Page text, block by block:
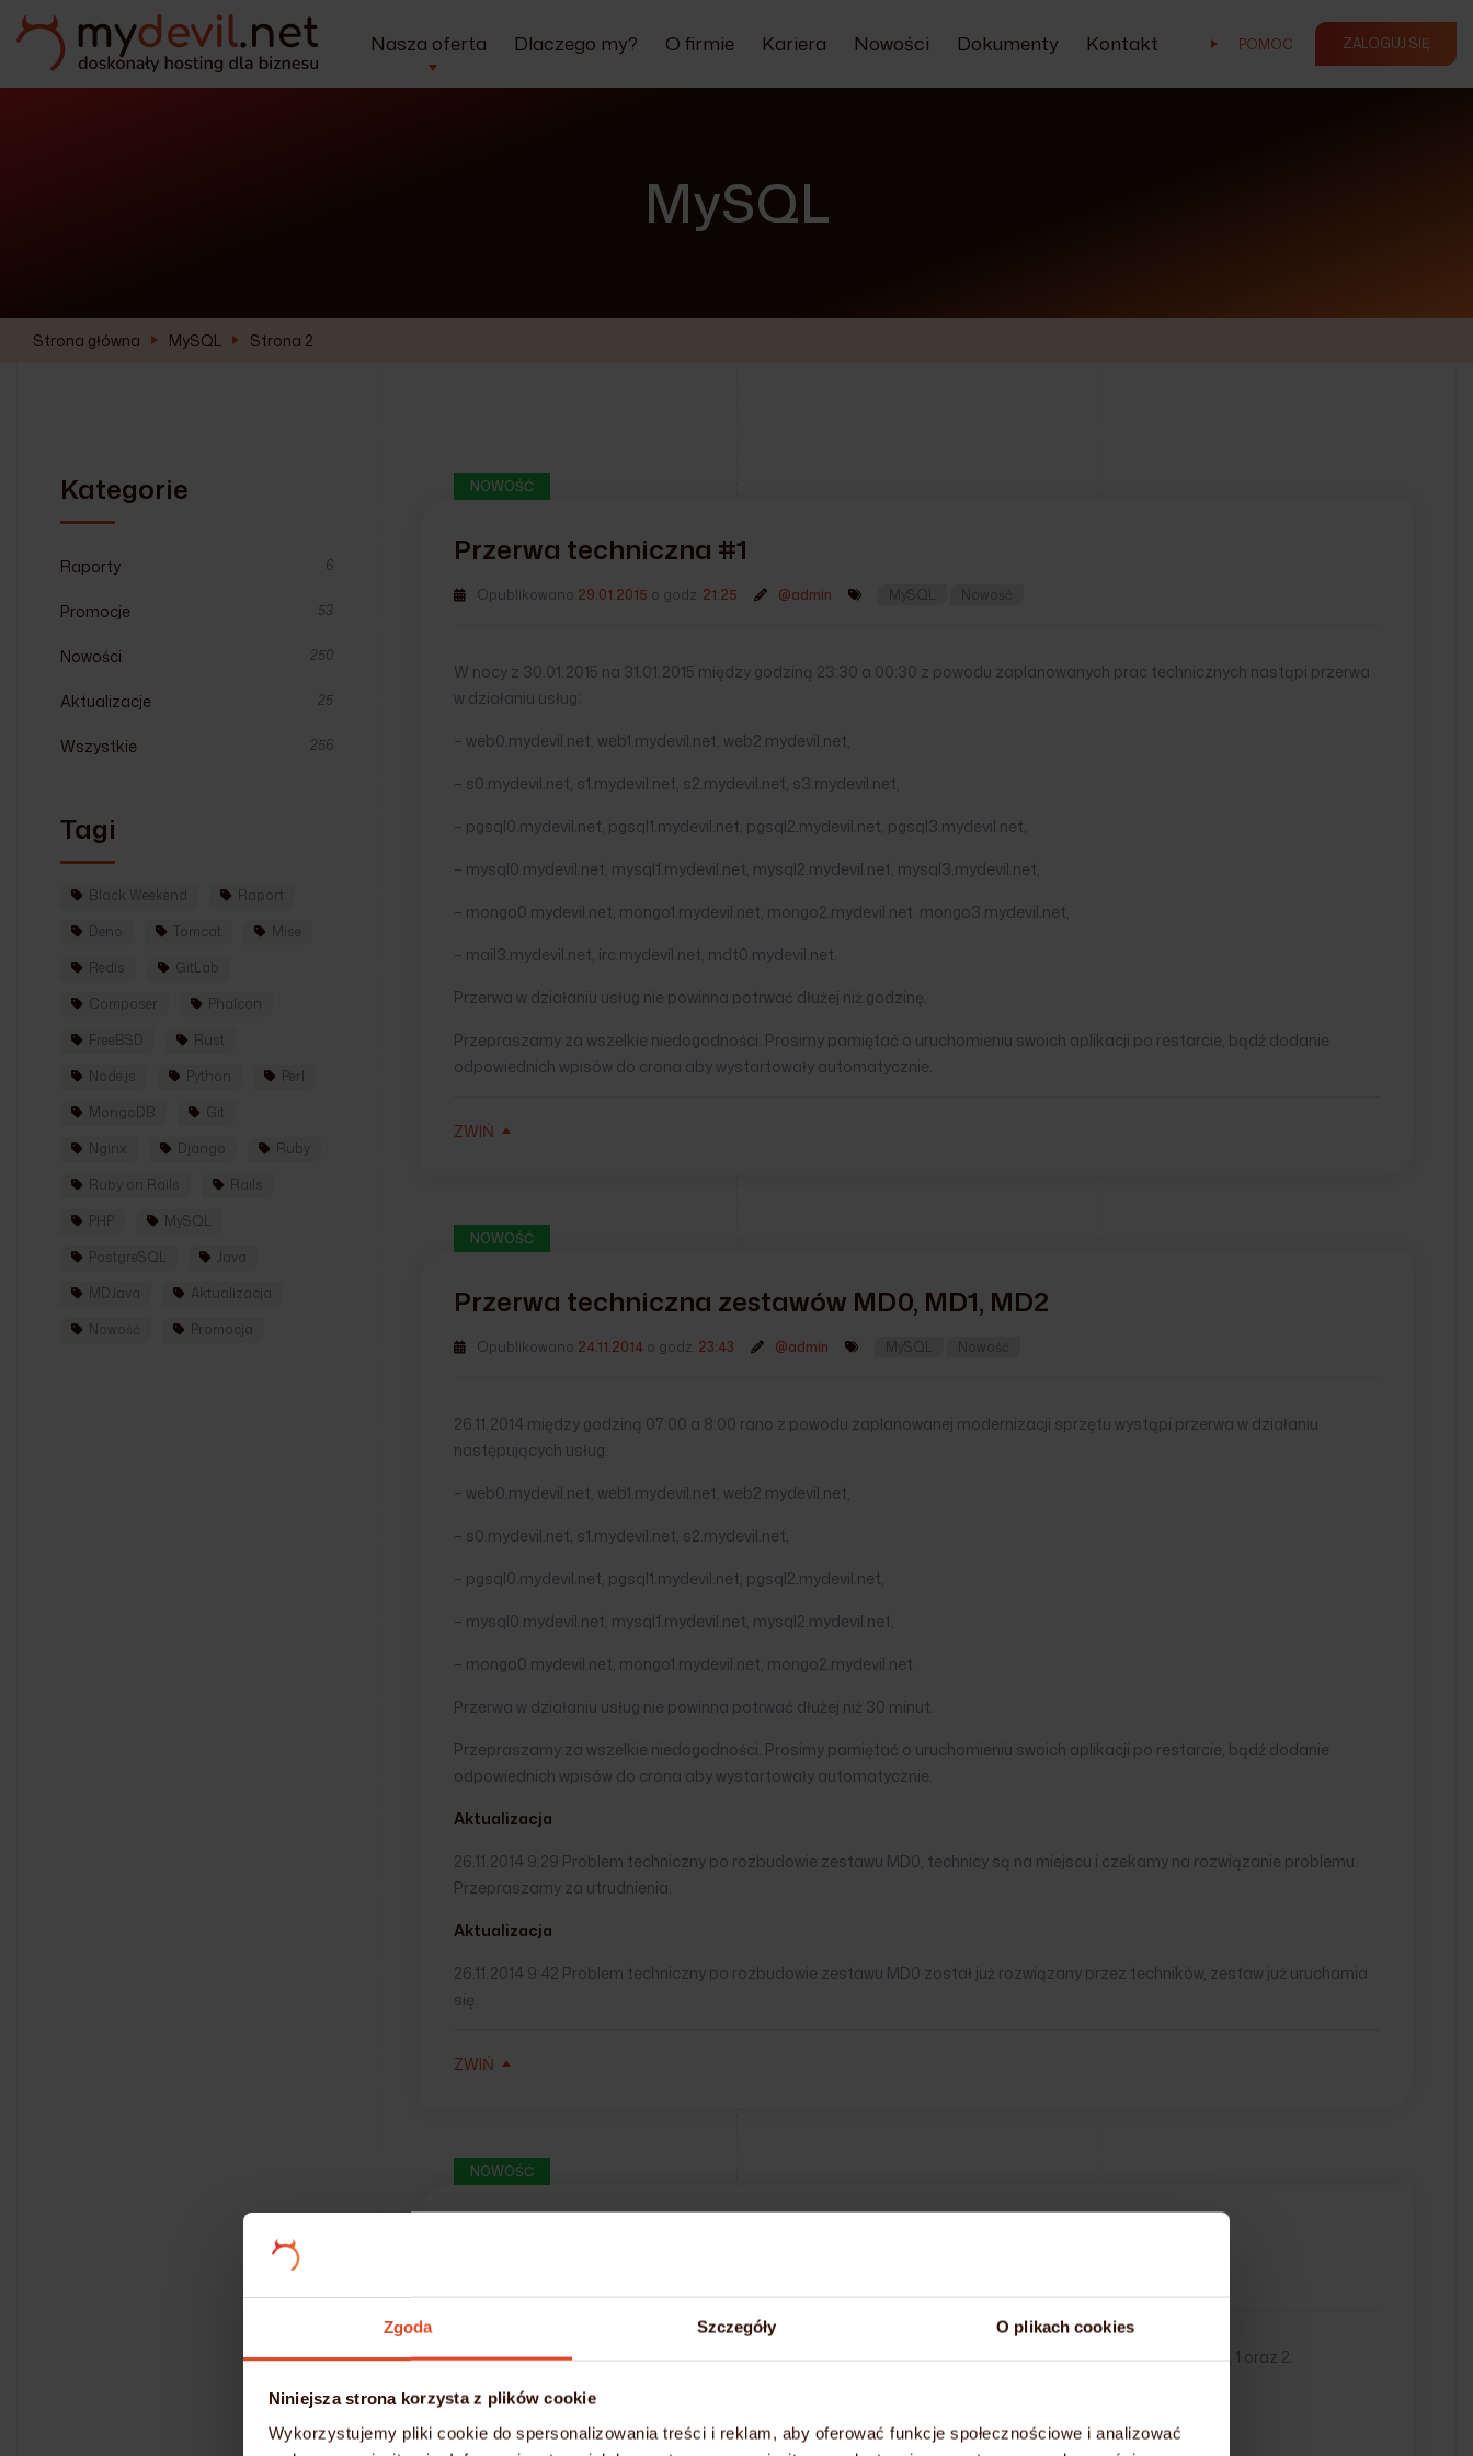
Zgoda Szczegóły O plikach cookies
Niniejsza strona korzysta z plików cookie
Wykorzystujemy pliki cookie do spersonalizowania treści i reklam, aby oferować funkcje społecznościowe i analizować
Nasza oferta Dlaczego my? O firmie Kariera Nowości Dokumenty Kontakt POMOC ZALOGUJ SIĘ
MySQL
Strona główna MySQL Strona 2
NOWOŚĆ
Przerwa techniczna #1
Opublikowano 29.01.2015 o godz. 21:25 @admin MySQL Nowość
W nocy z 30.01.2015 na 31.01.2015 między godziną 23:30 a 00:30 z powodu zaplanowanych prac technicznych nastąpi przerwa
w działaniu usług:
– web0.mydevil.net, web1.mydevil.net, web2.mydevil.net,
– s0.mydevil.net, s1.mydevil.net, s2.mydevil.net, s3.mydevil.net,
– pgsql0.mydevil.net, pgsql1.mydevil.net, pgsql2.mydevil.net, pgsql3.mydevil.net,
– mysql0.mydevil.net, mysql1.mydevil.net, mysql2.mydevil.net, mysql3.mydevil.net,
– mongo0.mydevil.net, mongo1.mydevil.net, mongo2.mydevil.net. mongo3.mydevil.net,
– mail3.mydevil.net, irc.mydevil.net, mdt0.mydevil.net.
Przerwa w działaniu usług nie powinna potrwać dłużej niż godzinę.
Przepraszamy za wszelkie niedogodności. Prosimy pamiętać o uruchomieniu swoich aplikacji po restarcie, bądź dodanie
odpowiednich wpisów do crona aby wystartowały automatycznie.
ZWIŃ
NOWOŚĆ
Przerwa techniczna zestawów MD0, MD1, MD2
Opublikowano 24.11.2014o godz. 23:43 @admin MySQL Nowość
26.11.2014 między godziną 07:00 a 8:00 rano z powodu zaplanowanej modernizacji sprzętu wystąpi przerwa w działaniu
następujących usług:
– web0.mydevil.net, web1.mydevil.net, web2.mydevil.net,
– s0.mydevil.net, s1.mydevil.net, s2.mydevil.net,
– pgsql0.mydevil.net, pgsql1.mydevil.net, pgsql2.mydevil.net,
– mysql0.mydevil.net, mysql1.mydevil.net, mysql2.mydevil.net,
– mongo0.mydevil.net, mongo1.mydevil.net, mongo2.mydevil.net.
Przerwa w działaniu usług nie powinna potrwać dłużej niż 30 minut.
Przepraszamy za wszelkie niedogodności. Prosimy pamiętać o uruchomieniu swoich aplikacji po restarcie, bądź dodanie
odpowiednich wpisów do crona aby wystartowały automatycznie.
Aktualizacja
26.11.2014 9:29 Problem techniczny po rozbudowie zestawu MD0, technicy są na miejscu i czekamy na rozwiązanie problemu.
Przepraszamy za utrudnienia.
Aktualizacja
26.11.2014 9:42 Problem techniczny po rozbudowie zestawu MD0 został już rozwiązany przez techników, zestaw już uruchamia
się.
ZWIŃ
NOWOŚĆ
12.07.2014 o godzinie 00:30 z powodu ważnej aktualizacji zostanie wykonany restart maszyn z zestawów 0, 1 oraz 2:
– web0.mydevil.net, web1.mydevil.net, web2.mydevil.net
– s0.mydevil.net, s1.mydevil.net, s2.mydevil.net
Kategorie
Raporty 6
Promocje 53
Nowości 250
Aktualizacje 25
Wszystkie 256
Tagi
Black Weekend
Raport
Deno
Tomcat
Mise
Redis
GitLab
Composer
Phalcon
FreeBSD
Rust
Node.js
Python
Perl
MongoDB
Git
Nginx
Django
Ruby
Ruby on Rails
Rails
PHP
MySQL
PostgreSQL
Java
MDJava
Aktualizacja
Nowość
Promocja